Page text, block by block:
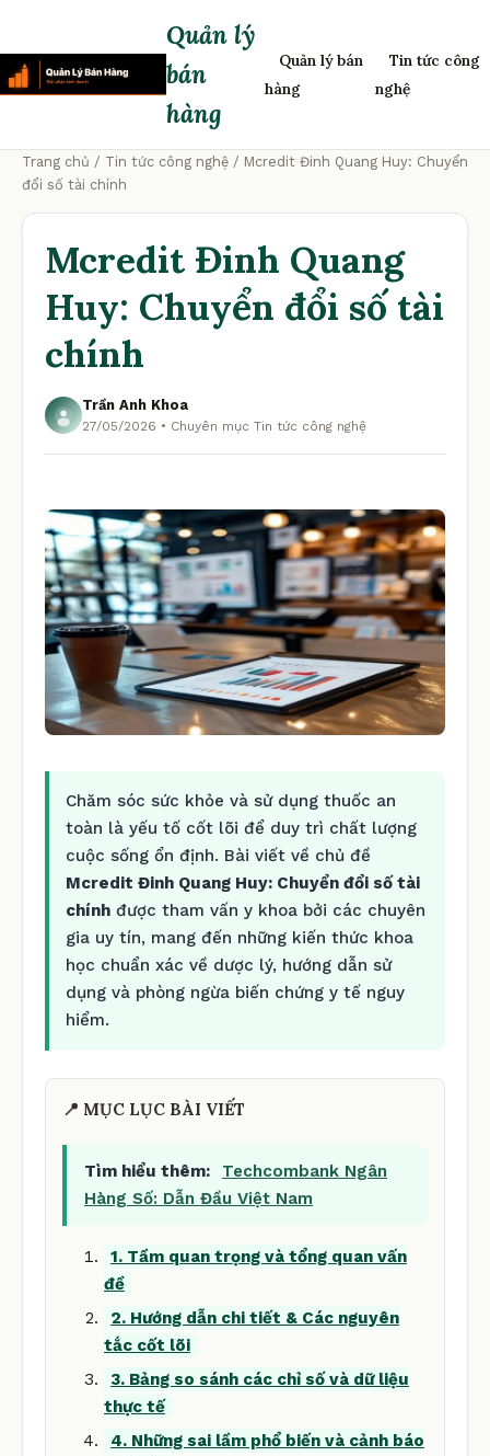
Quản lý
bán
hàng
Quản lý bán
hàng
Tin tức công
nghệ
Trang chủ / Tin tức công nghệ / Mcredit Đinh Quang Huy: Chuyển
đổi số tài chính
Mcredit Đinh Quang
Huy: Chuyển đổi số tài
chính
Trần Anh Khoa
27/05/2026 • Chuyên mục Tin tức công nghệ
Chăm sóc sức khỏe và sử dụng thuốc an
toàn là yếu tố cốt lõi để duy trì chất lượng
cuộc sống ổn định. Bài viết về chủ đề
Mcredit Đinh Quang Huy: Chuyển đổi số tài
chính được tham vấn y khoa bởi các chuyên
gia uy tín, mang đến những kiến thức khoa
học chuẩn xác về dược lý, hướng dẫn sử
dụng và phòng ngừa biến chứng y tế nguy
hiểm.
📍 MỤC LỤC BÀI VIẾT
Tìm hiểu thêm:
Techcombank Ngân
Hàng Số: Dẫn Đầu Việt Nam
1. Tầm quan trọng và tổng quan vấn
đề
2. Hướng dẫn chi tiết & Các nguyên
tắc cốt lõi
3. Bảng so sánh các chỉ số và dữ liệu
thực tế
4. Những sai lầm phổ biến và cảnh báo